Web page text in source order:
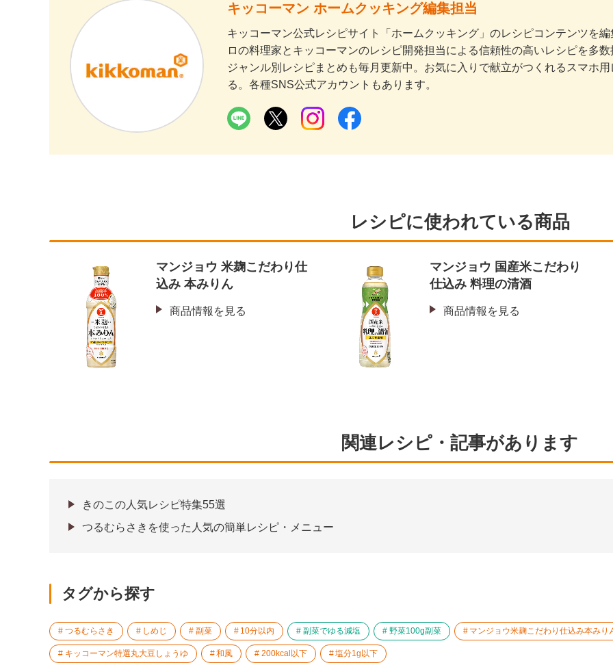
キッコーマン ホームクッキング編集担当
キッコーマン公式レシピサイト「ホームクッキング」のレシピコンテンツを
ロの料理家とキッコーマンのレシピ開発担当による信頼性の高いレシピを多
ジャンル別レシピまとめも毎月更新中。お気に入りで献立がつくれるスマホ
る。各種SNS公式アカウントもあります。
レシピに使われている商品
マンジョウ 米麹こだわり仕
込み 本みりん
商品情報を見る
マンジョウ 国産米こだわり
仕込み 料理の清酒
商品情報を見る
関連レシピ・記事があります
きのこの人気レシピ特集55選
つるむらさきを使った人気の簡単レシピ・メニュー
タグから探す
つるむらさき しめじ 副菜 10分以内 副菜でゆる減塩 野菜100g副菜 マンジョウ米麹こだわり仕込み本みり
キッコーマン特選丸大豆しょうゆ 和風 200kcal以下 塩分1g以下